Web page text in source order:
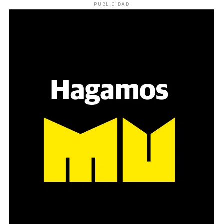
es a través del interrogante, que puedan encarnar la
pregunta», comparte Gonzalo, de 41 años.
PUBLICIDAD